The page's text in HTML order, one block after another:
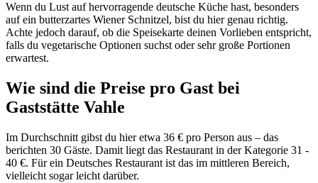
Wenn du Lust auf hervorragende deutsche Küche hast, besonders
auf ein butterzartes Wiener Schnitzel, bist du hier genau richtig.
Achte jedoch darauf, ob die Speisekarte deinen Vorlieben entspricht,
falls du vegetarische Optionen suchst oder sehr große Portionen
erwartest.
Wie sind die Preise pro Gast bei
Gaststätte Vahle
Im Durchschnitt gibst du hier etwa 36 € pro Person aus – das
berichten 30 Gäste. Damit liegt das Restaurant in der Kategorie 31 -
40 €. Für ein Deutsches Restaurant ist das im mittleren Bereich,
vielleicht sogar leicht darüber.